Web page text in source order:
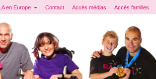
en Europe Contact Accès médias Accès familles